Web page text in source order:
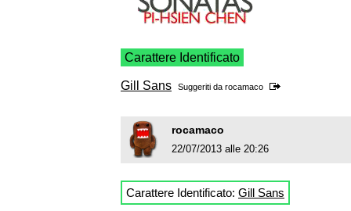
Carattere Identificato
Gill Sans Suggeriti da rocamaco
rocamaco
22/07/2013 alle 20:26
Carattere Identificato: Gill Sans